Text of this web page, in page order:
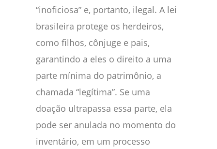
“inoficiosa” e, portanto, ilegal. A lei
brasileira protege os herdeiros,
como filhos, cônjuge e pais,
garantindo a eles o direito a uma
parte mínima do patrimônio, a
chamada “legítima”. Se uma
doação ultrapassa essa parte, ela
pode ser anulada no momento do
inventário, em um processo